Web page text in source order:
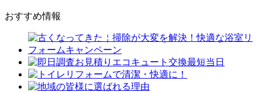
おすすめ情報